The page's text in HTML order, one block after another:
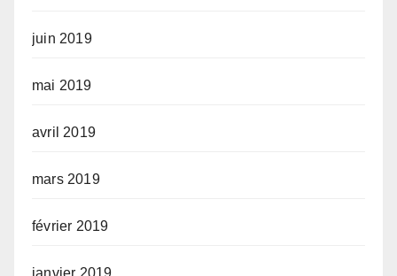
juin 2019
mai 2019
avril 2019
mars 2019
février 2019
janvier 2019